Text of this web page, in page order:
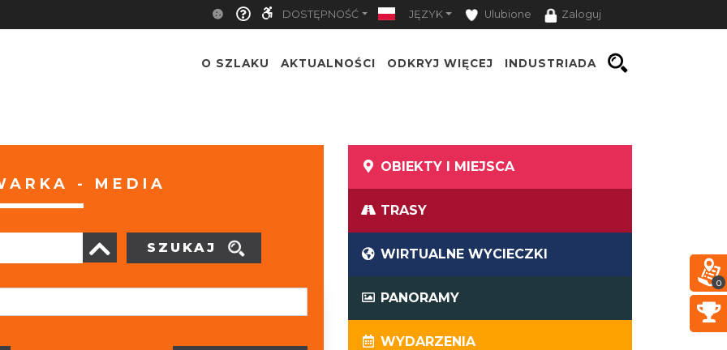
DOSTĘPNOŚĆ JĘZYK Ulubione Zaloguj
O SZLAKU AKTUALNOŚCI ODKRYJ WIĘCEJ INDUSTRIADA
- MEDIA
SZUKAJ
OBIEKTY I MIEJSCA
TRASY
WIRTUALNE WYCIECZKI
PANORAMY
WYDARZENIA
0